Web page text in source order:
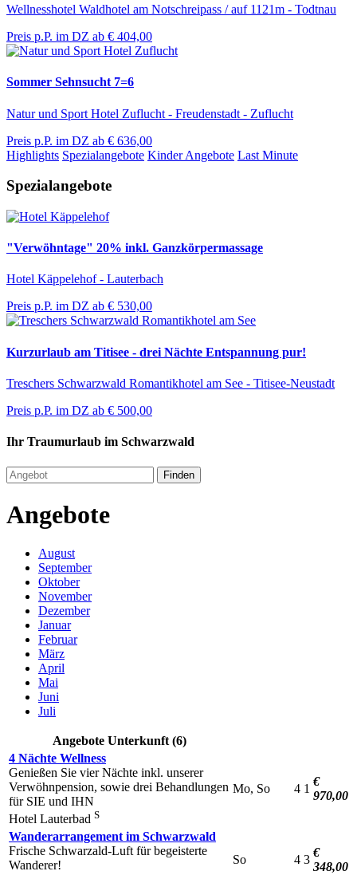
Wellnesshotel Waldhotel am Notschreipass / auf 1121m - Todtnau
Preis p.P. im DZ ab € 404,00
Sommer Sehnsucht 7=6
Natur und Sport Hotel Zuflucht - Freudenstadt - Zuflucht
Preis p.P. im DZ ab € 636,00
Highlights Spezialangebote Kinder Angebote Last Minute
Spezialangebote
"Verwöhntage" 20% inkl. Ganzkörpermassage
Hotel Käppelehof - Lauterbach
Preis p.P. im DZ ab € 530,00
Kurzurlaub am Titisee - drei Nächte Entspannung pur!
Treschers Schwarzwald Romantikhotel am See - Titisee-Neustadt
Preis p.P. im DZ ab € 500,00
Ihr Traumurlaub im Schwarzwald
Finden
Angebote
August
September
Oktober
November
Dezember
Januar
Februar
März
April
Mai
Juni
Juli
Angebote Unterkunft (6)
4 Nächte Wellness
Genießen Sie vier Nächte inkl. unserer
Verwöhnpension, sowie drei Behandlungen
für SIE und IHN
Hotel Lauterbad S
Mo, So 4 1
€
970,00
Wanderarrangement im Schwarzwald
Frische Schwarzald-Luft für begeisterte
Wanderer!
So 4 3
€
348,00